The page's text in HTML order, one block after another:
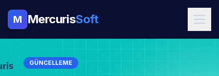
M MercurisSoft
GÜNCELLEME